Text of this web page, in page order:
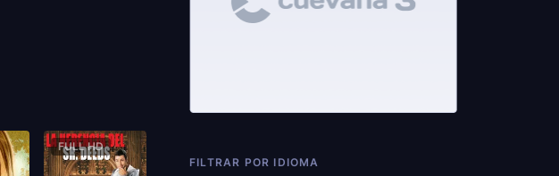
FULL HD
FILTRAR POR IDIOMA